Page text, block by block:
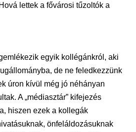
lettek a fővárosi tűzoltók a
egyik kollégánkról, aki
de ne feledkezzünk
úron kívül még jó néhányan
A „médiasztár” kifejezés
hiszen ezek a kollegák
önfeláldozásuknak